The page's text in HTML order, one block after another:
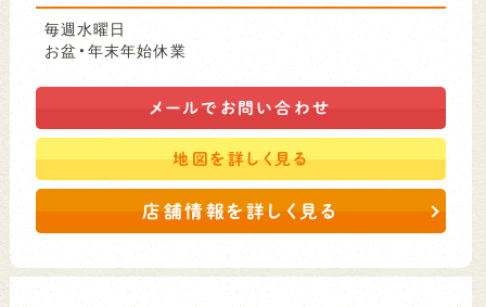
毎週水曜日
お盆・年末年始休業
メールで お問い合わせ
地図を詳しく見る
店舗情報を詳しく見る